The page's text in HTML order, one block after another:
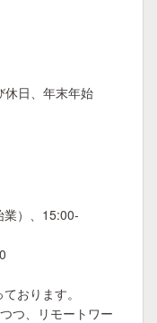
休日、年末年始
）、15:00-
おります。
つ、リモートワー